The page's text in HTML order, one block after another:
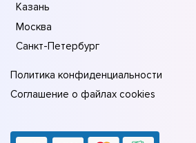
Казань
Москва
Санкт-Петербург
Политика конфиденциальности
Соглашение о файлах cookies